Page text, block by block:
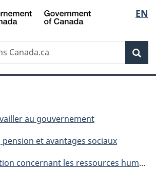
Passer
au
principal
Passer
à
Au
du
Passer
à
version
simplifiée
de
la
EN
au gouvernement
et avantages sociaux
concernant les ressources humaines